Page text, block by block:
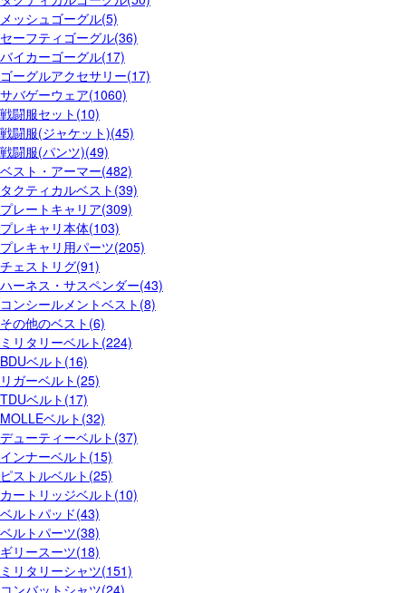
メッシュゴーグル(5)
セーフティゴーグル(36)
バイカーゴーグル(17)
ゴーグルアクセサリー(17)
サバゲーウェア(1060)
戦闘服セット(10)
戦闘服(ジャケット)(45)
戦闘服(パンツ)(49)
ベスト・アーマー(482)
タクティカルベスト(39)
プレートキャリア(309)
プレキャリ本体(103)
プレキャリ用パーツ(205)
チェストリグ(91)
ハーネス・サスペンダー(43)
コンシールメントベスト(8)
その他のベスト(6)
ミリタリーベルト(224)
BDUベルト(16)
リガーベルト(25)
TDUベルト(17)
MOLLEベルト(32)
デューティーベルト(37)
インナーベルト(15)
ピストルベルト(25)
カートリッジベルト(10)
ベルトパッド(43)
ベルトパーツ(38)
ギリースーツ(18)
ミリタリーシャツ(151)
コンバットシャツ(24)